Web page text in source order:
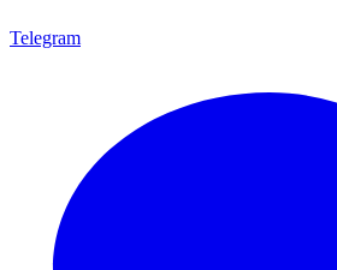
Telegram